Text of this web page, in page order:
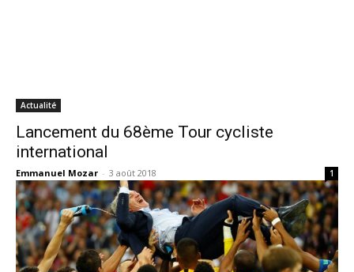
Actualité
Lancement du 68ème Tour cycliste
international
Emmanuel Mozar - 3 août 2018 1